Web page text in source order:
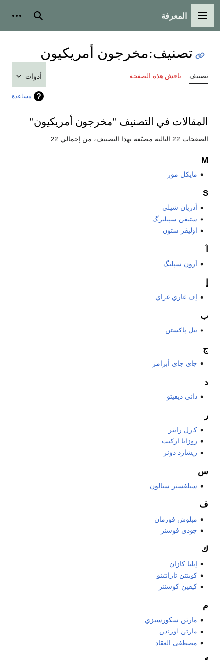
القائمة الرئيسية
المعرفة بحث
تصنيف:مخرجون أمريكيون
تصنيف ناقش هذه الصفحة أدوات
مساعدة
المقالات في التصنيف "مخرجون أمريكيون"
الصفحات 22 التالية مصنّفة بهذا التصنيف، من إجمالي 22.
M
مايكل مور
S
أدريان شيلي
ستيڤن سپيلبرگ
اوليڤر ستون
آرون سپلنگ
إ
إف غاري غراي
ب
بيل پاكستن
ج
جاي جاي أبرامز
د
داني ديفيتو
ر
كارل راينر
روزانا اركيت
ريشارد دونر
س
سيلفستر ستالون
ف
ميلوش فورمان
جودي فوستر
ك
إيليا كازان
كوينتن تارانتينو
كيفين كوستنر
م
مارتن سكورسيزي
مارتن لورنس
مصطفى العقاد